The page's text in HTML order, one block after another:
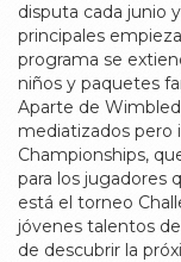
disputa cada junio
principales
programa se
niños y paquetes
Aparte de
mediatizados pero
Championships,
para los jugadores
está el torneo
jóvenes talentos
de descubrir la